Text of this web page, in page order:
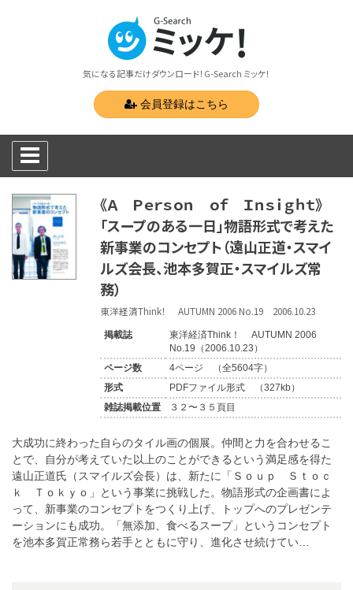
気になる記事だけダウンロード！G-Search ミッケ！
会員登録はこちら
《Ａ Ｐｅｒｓｏｎ ｏｆ Ｉｎｓｉｇｈｔ》
「スープのある一日」物語形式で考えた
新事業のコンセプト（遠山正道・スマイ
ルズ会長、池本多賀正・スマイルズ常
務）
東洋経済Think！ AUTUMN 2006 No.19 2006.10.23
掲載誌
東洋経済Think！ AUTUMN 2006
No.19（2006.10.23）
ページ数
4ページ （全5604字）
形式
PDFファイル形式 （327kb）
雑誌掲載位置
３２〜３５頁目
大成功に終わった自らのタイル画の個展。仲間と力を合わせるこ
とで、自分が考えていた以上のことができるという満足感を得た
遠山正道氏（スマイルズ会長）は、新たに「Ｓｏｕｐ Ｓｔｏｃ
ｋ Ｔｏｋｙｏ」という事業に挑戦した。物語形式の企画書によ
って、新事業のコンセプトをつくり上げ、トップへのプレゼンテ
ーションにも成功。「無添加、食べるスープ」というコンセプト
を池本多賀正常務ら若手とともに守り、進化させ続けてい…